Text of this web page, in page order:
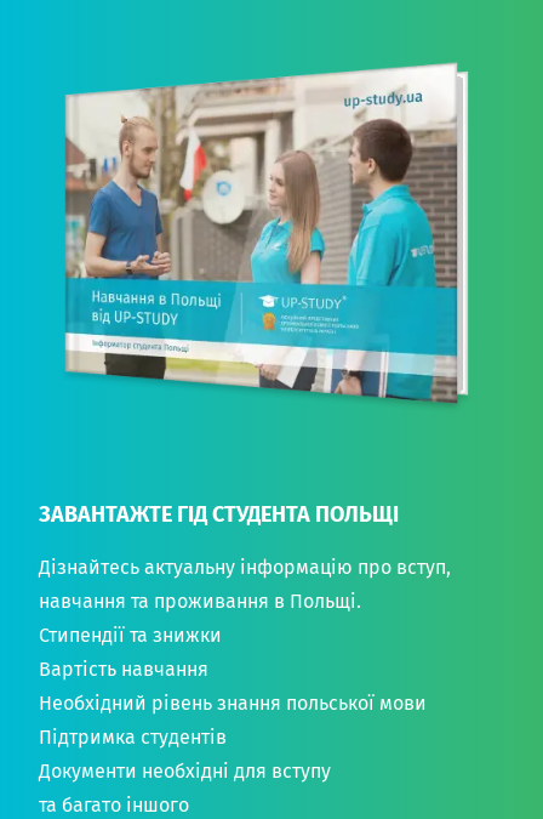
ЗАВАНТАЖТЕ ГІД СТУДЕНТА ПОЛЬЩІ
Дізнайтесь актуальну інформацію про вступ,
навчання та проживання в Польщі.
Стипендії та знижки
Вартість навчання
Необхідний рівень знання польської мови
Підтримка студентів
Документи необхідні для вступу
та багато іншого